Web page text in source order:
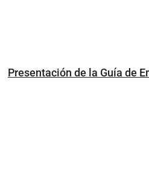
Presentación de la Guía de